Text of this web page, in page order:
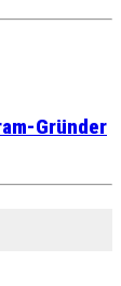
Gründer